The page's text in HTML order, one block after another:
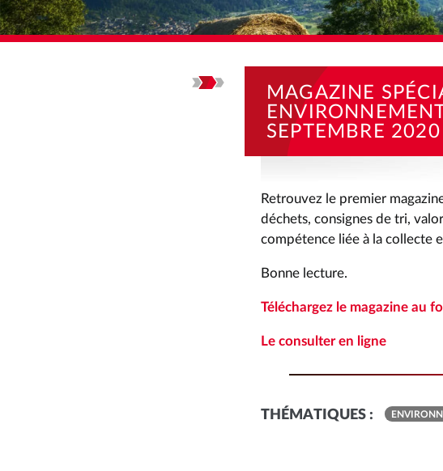
MAGAZINE
SEPTEMBRE 2020
Retrouvez le premier
déchets, consignes de tri,
compétence liée à la collecte
Bonne lecture.
Téléchargez le magazine au
Le consulter en ligne
THÉMATIQUES :